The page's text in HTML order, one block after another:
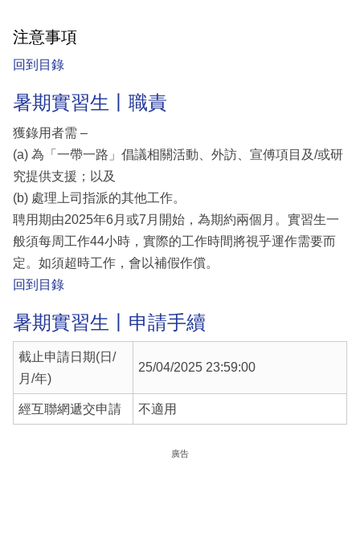
注意事項
回到目錄
暑期實習生丨職責
獲錄用者需 –
(a) 為「一帶一路」倡議相關活動、外訪、宣傅項目及/或研
究提供支援；以及
(b) 處理上司指派的其他工作。
聘用期由2025年6月或7月開始，為期約兩個月。實習生一
般須每周工作44小時，實際的工作時間將視乎運作需要而
定。如須超時工作，會以補假作償。
回到目錄
暑期實習生丨申請手續
截止申請日期(日/
月/年)
25/04/2025 23:59:00
經互聯網遞交申請 不適用
廣告